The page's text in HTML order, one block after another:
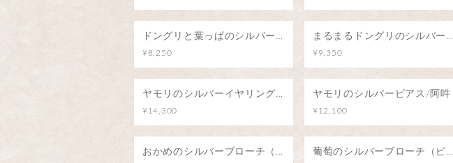
ドングリと葉っぱのシルバーペンダント
¥8,250
まるまるドングリのシルバーペンダント
¥9,350
ヤモリのシルバーイヤリング/阿吽
¥14,300
ヤモリのシルバーピアス/阿吽
¥12,100
おかめのシルバーブローチ（ピンバッジ） 葡萄のシルバーブローチ（ピンバッジ）